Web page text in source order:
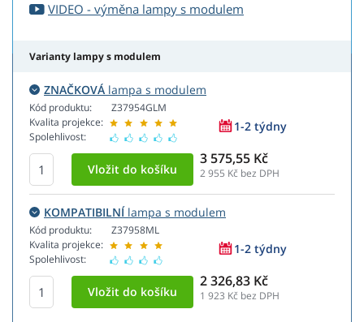
VIDEO - výměna lampy s modulem
Varianty lampy s modulem
ZNAČKOVÁ lampa s modulem
Kód produktu:
Kvalita projekce:
Spolehlivost:
Z37954GLM
1-2 týdny
3 575,55 Kč
2 955 Kč bez DPH
KOMPATIBILNÍlampa s modulem
Kód produktu:
Kvalita projekce:
Spolehlivost:
Z37958ML
1-2 týdny
2 326,83 Kč
1 923 Kč bez DPH